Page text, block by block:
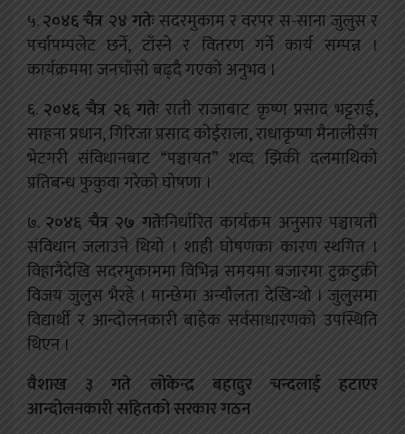
५.२०४६ चैत्र २४ गतेःसदरमुकाम र वरपर स-साना जुलुस र
पर्चापम्पलेट छर्ने, टाँस्ने र वितरण गर्ने कार्य सम्पन्न ।
कार्यक्रममा जनचाँसो बढ्दै गएको अनुभव ।
६. २०४६ चैत्र २६ गतेःराती राजाबाट कृष्ण प्रसाद भट्टराई,
साहना प्रधान, गिरिजा प्रसाद कोईराला, राधाकृष्ण मैनालीसँग
भेटगरी संविधानबाट “पञ्चायत” शव्द झिकी दलमाथिको
प्रतिबन्ध फुकुवा गरेको घोषणा ।
७. २०४६ चैत्र २७ गतेःनिर्धारित कार्यक्रम अनुसार पञ्चायती
संविधान जलाउने थियो । शाही घोषणका कारण स्थगित ।
विहानैदेखि सदरमुकाममा विभिन्न समयमा बजारमा टुक्रटुक्री
विजय जुलुस भैरहे । मान्छेमा अन्यौलता देखिन्थो । जुलुसमा
विद्यार्थी र आन्दोलनकारी बाहेक सर्वसाधारणको उपस्थिति
थिएन ।
वैशाख ३ गते लोकेन्द्र बहादुर चन्दलाई हटाएर
आन्दोलनकारी सहितको सरकार गठन